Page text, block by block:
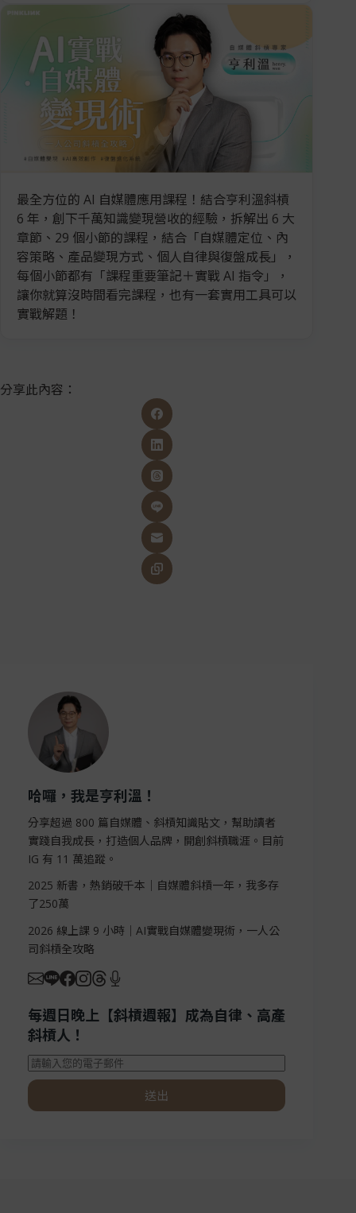
最全方位的 AI 自媒體應用課程！結合亨利溫斜槓
6 年，創下千萬知識變現營收的經驗，拆解出 6 大
章節、29 個小節的課程，結合「自媒體定位、內
容策略、產品變現方式、個人自律與復盤成長」，
每個小節都有「課程重要筆記＋實戰 AI 指令」，
讓你就算沒時間看完課程，也有一套實用工具可以
實戰解題！
分享此內容：
哈囉，我是亨利溫！
分享超過 800 篇自媒體、斜槓知識貼文，幫助讀者
實踐自我成長，打造個人品牌，開創斜槓職涯。目前
IG 有 11 萬追蹤。
2025 新書，熱銷破千本｜自媒體斜槓一年，我多存
了250萬
2026 線上課 9 小時｜AI實戰自媒體變現術，一人公
司斜槓全攻略
每週日晚上【斜槓週報】成為自律、高產
斜槓人！
送出